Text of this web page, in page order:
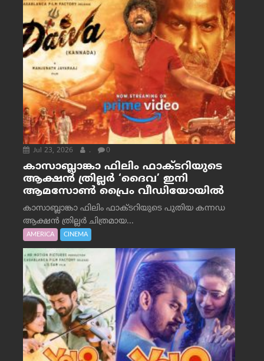
Jul 23, 2026 . 0
കാസാബ്ലാങ്കാ ഫിലിം ഫാക്ടറിയുടെ
ആക്ഷൻ ത്രില്ലർ ‘ദൈവ’ ഇനി
ആമസോൺ പ്രൈം വീഡിയോയിൽ
കാസാബ്ലാങ്കാ ഫിലിം ഫാക്ടറിയുടെ പുതിയ കന്നഡ
ആക്ഷൻ ത്രില്ലർ ചിത്രമായ...
AMERICA CINEMA